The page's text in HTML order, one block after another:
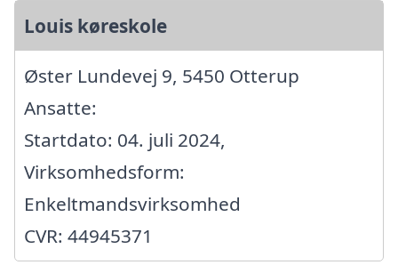
Louis køreskole
Øster Lundevej 9, 5450 Otterup
Ansatte:
Startdato: 04. juli 2024,
Virksomhedsform:
Enkeltmandsvirksomhed
CVR: 44945371